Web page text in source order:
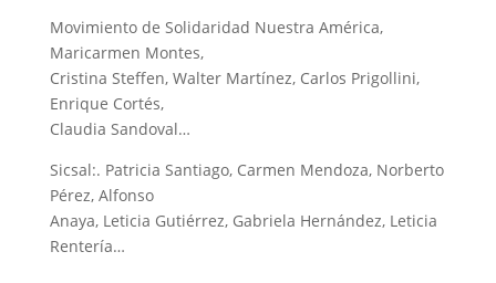
Movimiento de Solidaridad Nuestra América,
Maricarmen Montes,
Cristina Steffen, Walter Martínez, Carlos Prigollini,
Enrique Cortés,
Claudia Sandoval…
Sicsal:. Patricia Santiago, Carmen Mendoza, Norberto
Pérez, Alfonso
Anaya, Leticia Gutiérrez, Gabriela Hernández, Leticia
Rentería…